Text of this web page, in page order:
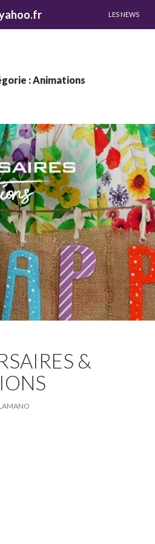
LES NEWS
: Animations
&